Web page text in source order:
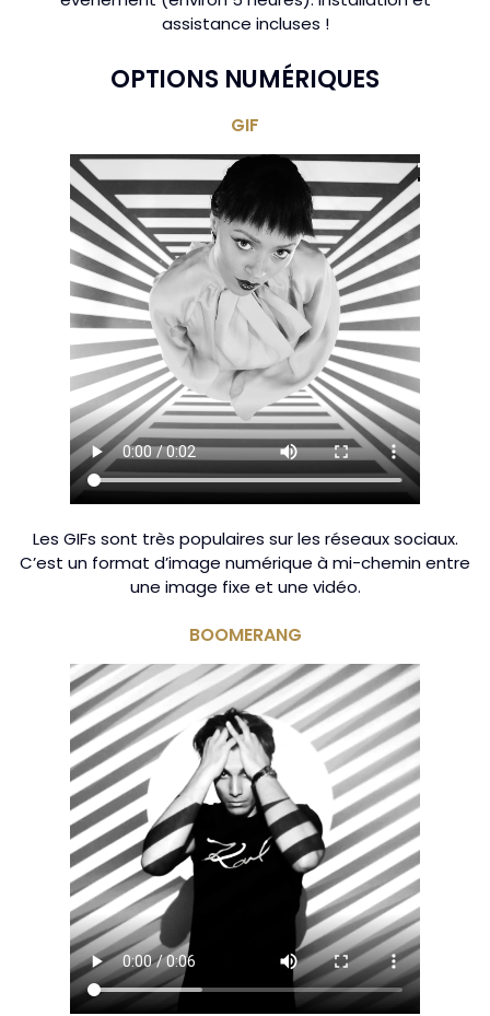
assistance incluses !
OPTIONS NUMÉRIQUES
GIF
Les GIFs sont très populaires sur les réseaux sociaux.
C’est un format d’image numérique à mi-chemin entre
une image fixe et une vidéo.
BOOMERANG